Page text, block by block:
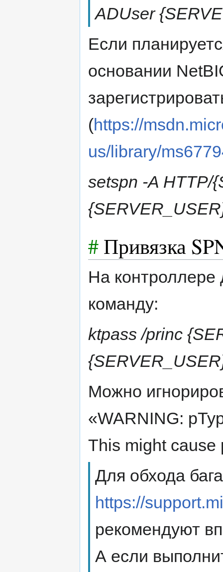
ADUser
Если
основании
(https://
us/library/
setspn -A HTTP/
#Привязка
На
команду:
ktpass /princ
Можно
«WARNING:
This might cause
Для обхода
https://
рекомендуют
А если